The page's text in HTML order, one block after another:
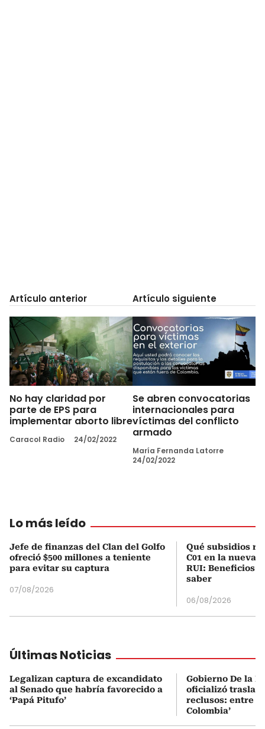
Artículo anterior
No hay claridad por
parte de EPS para
implementar aborto libre
Caracol Radio 24/02/2022
Artículo siguiente
Se abren convocatorias
internacionales para
víctimas del conflicto
armado
María Fernanda Latorre
24/02/2022
Lo más leído
Jefe de finanzas del Clan del Golfo
ofreció $500 millones a teniente
para evitar su captura
07/08/2026
Qué subsidios
C01 en la nueva
RUI: Beneficios
saber
06/08/2026
Últimas Noticias
Legalizan captura de excandidato
al Senado que habría favorecido a
‘Papá Pitufo’
Gobierno De la
oficializó
reclusos: entre
Colombia’